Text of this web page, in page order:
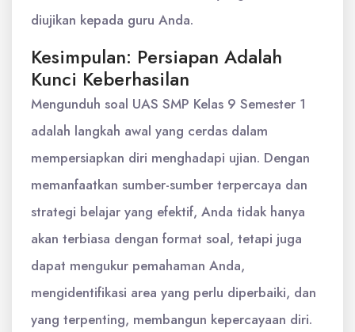
diujikan kepada guru Anda.
Kesimpulan: Persiapan Adalah
Kunci Keberhasilan
Mengunduh soal UAS SMP Kelas 9 Semester 1
adalah langkah awal yang cerdas dalam
mempersiapkan diri menghadapi ujian. Dengan
memanfaatkan sumber-sumber terpercaya dan
strategi belajar yang efektif, Anda tidak hanya
akan terbiasa dengan format soal, tetapi juga
dapat mengukur pemahaman Anda,
mengidentifikasi area yang perlu diperbaiki, dan
yang terpenting, membangun kepercayaan diri.